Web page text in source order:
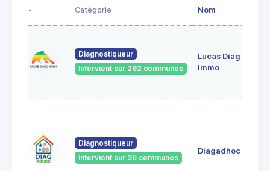
- Catégorie Nom
Diagnostiqueur
Intervient sur 292 communes
Lucas Diag
Immo
Diagnostiqueur
Intervient sur 36 communes
Diagadhoc